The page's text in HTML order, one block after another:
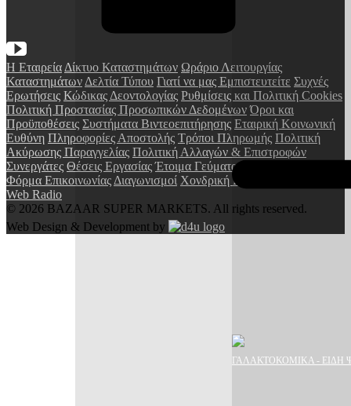
ΓΑΛΑΚΤΟΚΟΜΙΚΑ - ΕΙΔΗ
Η Εταιρεία Δίκτυο Καταστημάτων Ωράριο Λειτουργίας
Καταστημάτων Δελτία Τύπου Γιατί να μας Εμπιστευτείτε Συχνές
Ερωτήσεις Κώδικας Δεοντολογίας Ρυθμίσεις και Πολιτική Cookies
Πολιτική Προστασίας Προσωπικών Δεδομένων Όροι και
Προϋποθέσεις Συστήματα Βιντεοεπιτήρησης Εταιρική Κοινωνική
Ευθύνη Πληροφορίες Αποστολής Τρόποι Πληρωμής Πολιτική
Ακύρωσης Παραγγελίας Πολιτική Αλλαγών & Επιστροφών
Συνεργάτες Θέσεις Εργασίας Έτοιμα Γεύματα
Φόρμα Επικοινωνίας Διαγωνισμοί Χονδρική Πώληση
Web Radio
© 2026 BAZAAR SUPER MARKETS. All rights reserved.
Web Design & Development by